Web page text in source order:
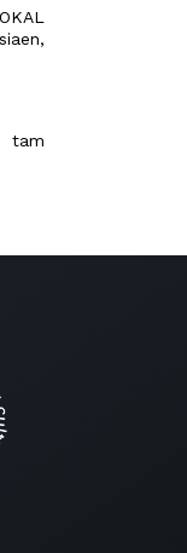
tam